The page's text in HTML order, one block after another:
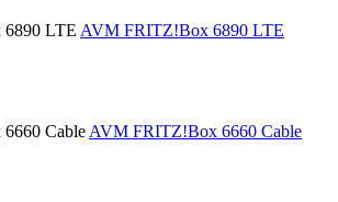
AVM FRITZ!Box 6890 LTE
AVM FRITZ!Box 6660 Cable